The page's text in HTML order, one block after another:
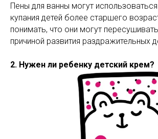
Пены для ванны могут
купания детей более старшего
понимать, что они могут
причиной развития раздражительных
2. Нужен ли ребенку детский крем?